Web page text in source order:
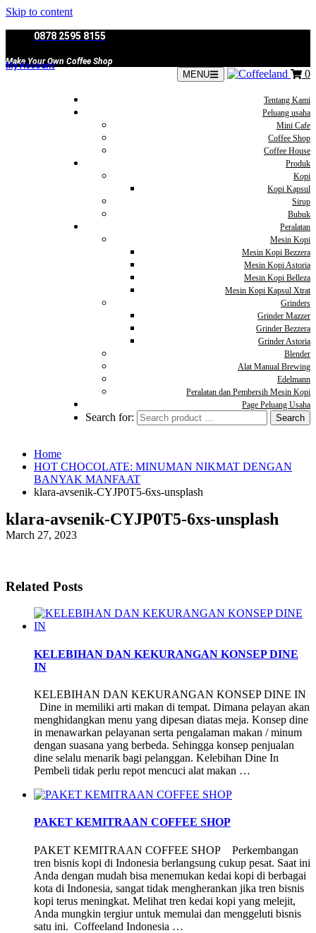
Skip to content
0878 2595 8155
Make Your Own Coffee Shop
My Account
MENU 0
Tentang Kami
Peluang usaha
Mini Cafe
Coffee Shop
Coffee House
Produk
Kopi
Kopi Kapsul
Sirup
Bubuk
Peralatan
Mesin Kopi
Mesin Kopi Bezzera
Mesin Kopi Astoria
Mesin Kopi Belleza
Mesin Kopi Kapsul Xtrat
Grinders
Grinder Mazzer
Grinder Bezzera
Grinder Astoria
Blender
Alat Manual Brewing
Edelmann
Peralatan dan Pembersih Mesin Kopi
Page Peluang Usaha
Search for:
Home
HOT CHOCOLATE: MINUMAN NIKMAT DENGAN
BANYAK MANFAAT
klara-avsenik-CYJP0T5-6xs-unsplash
klara-avsenik-CYJP0T5-6xs-unsplash
March 27, 2023
Related Posts
KELEBIHAN DAN KEKURANGAN KONSEP DINE
IN
KELEBIHAN DAN KEKURANGAN KONSEP DINE IN
Dine in memiliki arti makan di tempat. Dimana pelayan akan
menghidangkan menu yang dipesan diatas meja. Konsep dine
in menawarkan pelayanan serta pengalaman makan / minum
dengan suasana yang berbeda. Sehingga konsep penjualan
dine selalu menarik bagi pelanggan. Kelebihan Dine In
Pembeli tidak perlu repot mencuci alat makan …
PAKET KEMITRAAN COFFEE SHOP
PAKET KEMITRAAN COFFEE SHOP Perkembangan
tren bisnis kopi di Indonesia berlangsung cukup pesat. Saat ini
Anda dengan mudah bisa menemukan kedai kopi di berbagai
kota di Indonesia, sangat tidak mengherankan jika tren bisnis
kopi terus meningkat. Melihat tren kedai kopi yang melejit,
Anda mungkin tergiur untuk memulai dan menggeluti bisnis
satu ini. Coffeeland Indonesia …